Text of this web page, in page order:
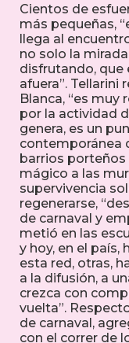
Cientos de
más pequeñas,
llega al
no solo la
disfrutando, que
afuera”. Tellarini
Blanca, “es
por la actividad
genera, es un
contemporánea
barrios
mágico a las
supervivencia
regenerarse,
de carnaval y
metió en las
y hoy, en el país,
esta red, otras,
a la difusión, a
crezca con
vuelta”.
de carnaval,
con el correr de